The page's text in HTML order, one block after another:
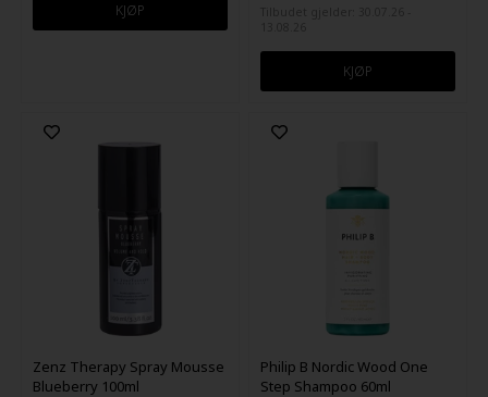
Zenz Therapy Spray Mousse
Blueberry 100ml
Philip B Nordic Wood One
Step Shampoo 60ml